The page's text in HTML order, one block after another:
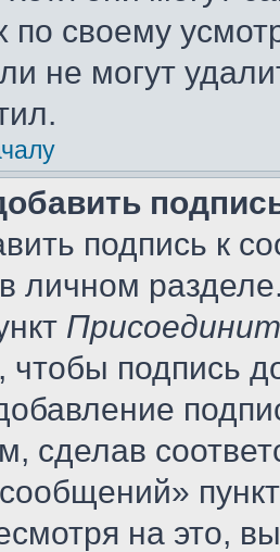
по своему
не могут
подпись к
личном
чтобы подпись
сделав
на это,